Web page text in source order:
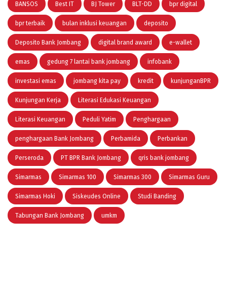
BANSOS Best IT BJ Tower BLT-DD bpr digital
bpr terbaik bulan inklusi keuangan deposito
Deposito Bank Jombang digital brand award e-wallet
emas gedung 7 lantai bank jombang infobank
investasi emas jombang kita pay kredit kunjunganBPR
Kunjungan Kerja Literasi Edukasi Keuangan
Literasi Keuangan Peduli Yatim Penghargaan
penghargaan Bank Jombang Perbamida Perbankan
Perseroda PT BPR Bank Jombang qris bank jombang
Simarmas Simarmas 100 Simarmas 300 Simarmas Guru
Simarmas Hoki Siskeudes Online Studi Banding
Tabungan Bank Jombang umkm